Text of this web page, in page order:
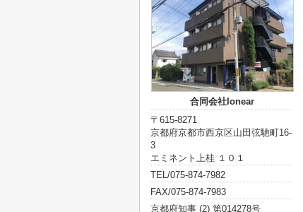
合同会社Ionear
〒615-8271
京都府京都市西京区山田弦馳町16-
3
エミネント上桂 １０１
TEL/075-874-7982
FAX/075-874-7983
京都府知事 (2) 第014278号